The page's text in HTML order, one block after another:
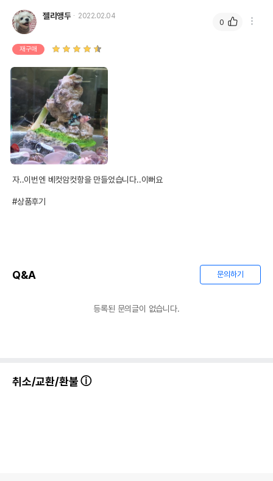
젤리앵두 2022.02.04
재구매
자..이번엔 베컷암컷항을 만들었습니다..이뻐요
#상품후기
0
Q&A 문의하기
등록된 문의글이 없습니다.
취소/교환/환불